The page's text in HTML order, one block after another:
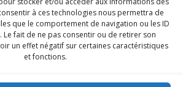
à ces technologies nous permettra de
que le comportement de navigation ou les ID
Le fait de ne pas consentir ou de retirer son
un effet négatif sur certaines caractéristiques
et fonctions.
pédagogique à répondre à
et le souci constant de
le timing et le budget